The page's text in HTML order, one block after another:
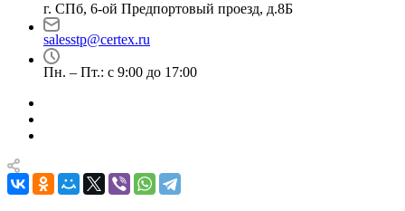
г. СПб, 6-ой Предпортовый проезд, д.8Б
salesstp@certex.ru
Пн. – Пт.: с 9:00 до 17:00